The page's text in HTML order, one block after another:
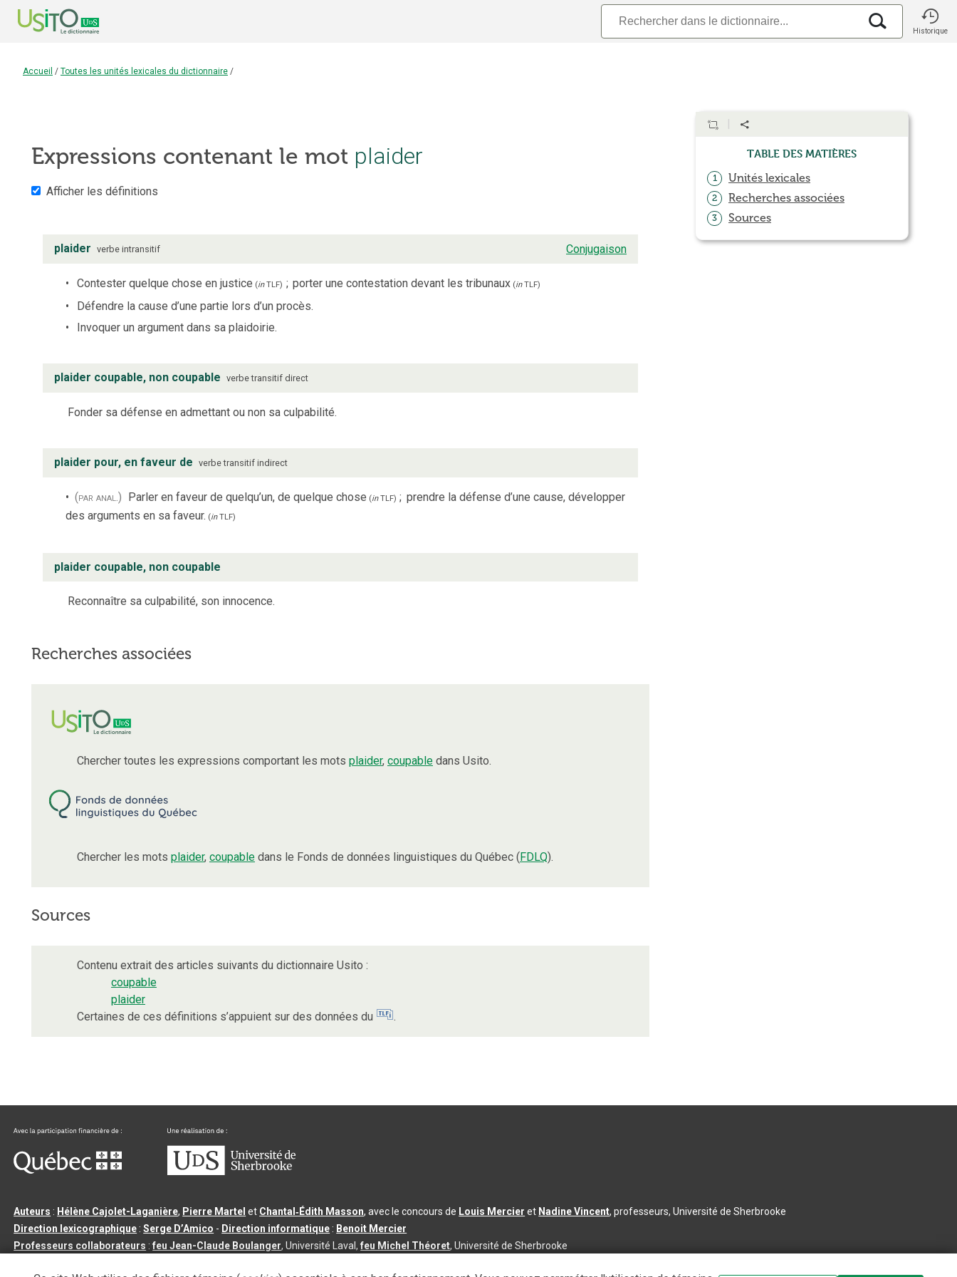
Historique
Accueil / Toutes les unités lexicales du dictionnaire /
Expressions contenant le mot plaider
Afficher les définitions
plaider verbe intransitif Conjugaison
Contester quelque chose en justice (inTLF) ; porter une contestation devant les tribunaux (inTLF)
Défendre la cause d’une partie lors d’un procès.
Invoquer un argument dans sa plaidoirie.
plaider coupable, non coupable verbe transitif direct
Fonder sa défense en admettant ou non sa culpabilité.
plaider pour, en faveur de verbe transitif indirect
(par anal.) Parler en faveur de quelqu’un, de quelque chose (inTLF) ; prendre la défense d’une cause, développer
des arguments en sa faveur. (inTLF)
plaider coupable, non coupable
Reconnaître sa culpabilité, son innocence.
Recherches associées
Chercher toutes les expressions comportant les mots plaider, coupable dans Usito.
Chercher les mots plaider, coupable dans le Fonds de données linguistiques du Québec (FDLQ).
Sources
Contenu extrait des articles suivants du dictionnaire Usito :
coupable
plaider
Certaines de ces définitions s’appuient sur des données du
.
Table des matières
1 Unités lexicales
2 Recherches associées
3 Sources
Auteurs : Hélène Cajolet-Laganière, Pierre Martel et Chantal‑Édith Masson, avec le concours de Louis Mercier et Nadine Vincent, professeurs, Université de Sherbrooke
Direction lexicographique :Serge D’Amico - Direction informatique : Benoit Mercier
Professeurs collaborateurs :feu Jean-Claude Boulanger, Université Laval,feu Michel Théoret, Université de Sherbrooke